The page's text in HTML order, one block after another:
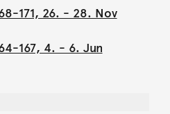
171, 26. - 28. Nov
167, 4. - 6. Jun